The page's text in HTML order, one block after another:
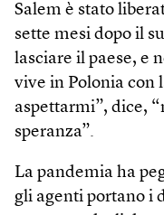
Salem è stato
sette mesi dopo il
lasciare il paese, e
vive in Polonia con
aspettarmi”, dice,
speranza”.
La pandemia ha
gli agenti portano i